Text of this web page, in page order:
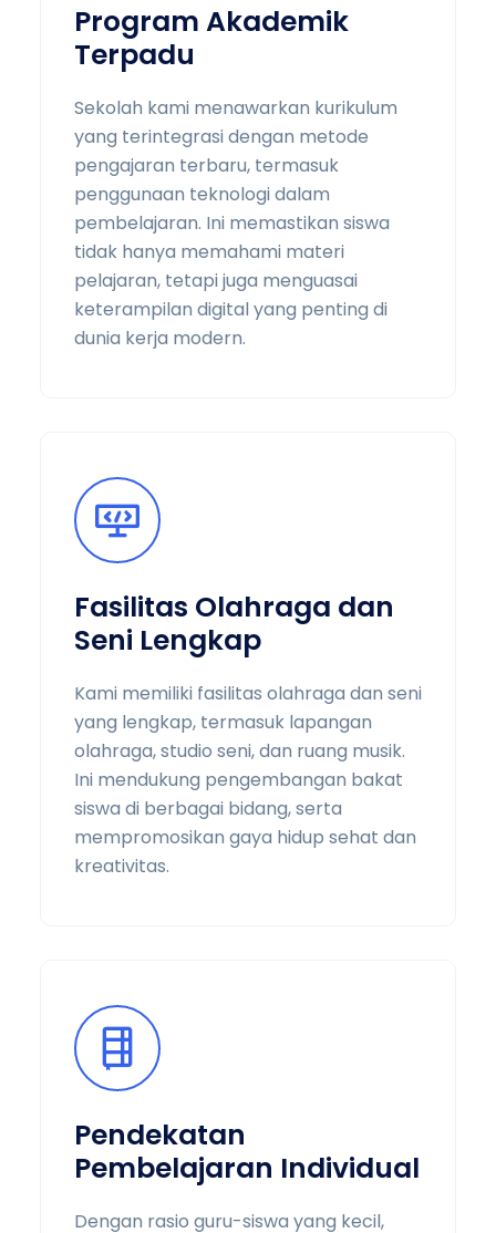
Program Akademik
Terpadu
Sekolah kami menawarkan kurikulum
yang terintegrasi dengan metode
pengajaran terbaru, termasuk
penggunaan teknologi dalam
pembelajaran. Ini memastikan siswa
tidak hanya memahami materi
pelajaran, tetapi juga menguasai
keterampilan digital yang penting di
dunia kerja modern.
Fasilitas Olahraga dan
Seni Lengkap
Kami memiliki fasilitas olahraga dan seni
yang lengkap, termasuk lapangan
olahraga, studio seni, dan ruang musik.
Ini mendukung pengembangan bakat
siswa di berbagai bidang, serta
mempromosikan gaya hidup sehat dan
kreativitas.
Pendekatan
Pembelajaran Individual
Dengan rasio guru-siswa yang kecil,